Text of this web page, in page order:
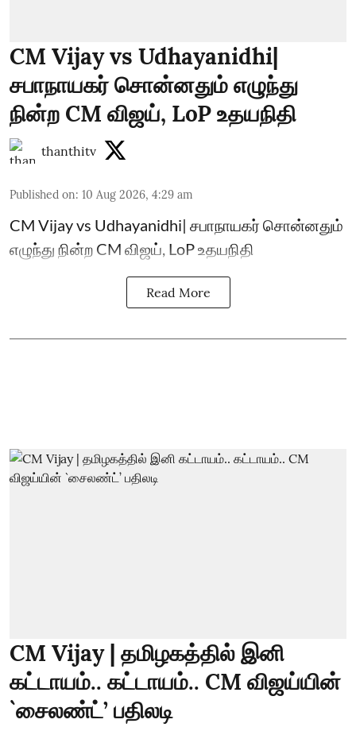
CM Vijay vs Udhayanidhi|
சபாநாயகர் சொன்னதும் எழுந்து
நின்ற CM விஜய், LoP உதயநிதி
thanthitv
Published on: 10 Aug 2026, 4:29 am
CM Vijay vs Udhayanidhi| சபாநாயகர் சொன்னதும்
எழுந்து நின்ற CM விஜய், LoP உதயநிதி
Read More
CM Vijay | தமிழகத்தில் இனி
கட்டாயம்.. கட்டாயம்.. CM விஜய்யின்
`சைலண்ட்’ பதிலடி